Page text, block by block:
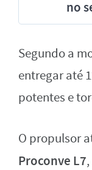
no
Segundo a
entregar até
potentes e
O propulsor
Proconve L7